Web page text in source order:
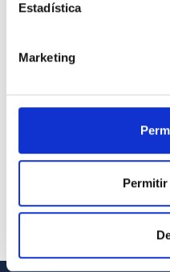
Estadística
Marketing